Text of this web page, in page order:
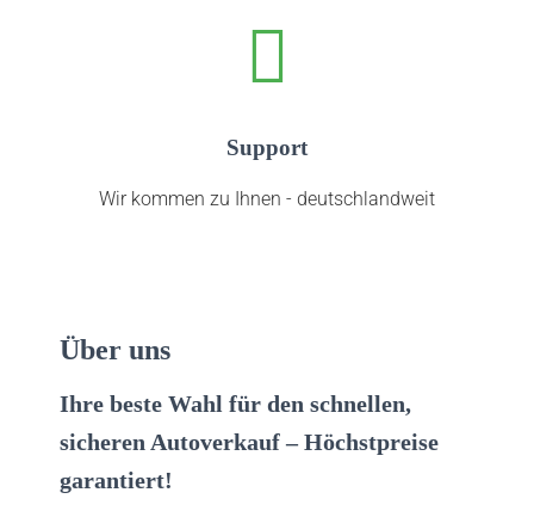
Support
Wir kommen zu Ihnen - deutschlandweit
Über uns
Ihre beste Wahl für den schnellen,
sicheren Autoverkauf – Höchstpreise
garantiert!